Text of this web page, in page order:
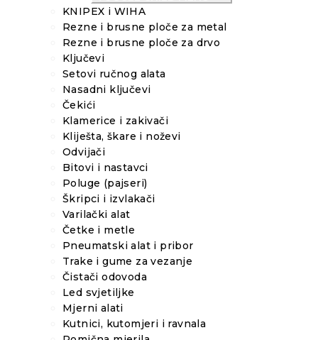
KNIPEX i WIHA
Rezne i brusne ploče za metal
Rezne i brusne ploče za drvo
Ključevi
Setovi ručnog alata
Nasadni ključevi
Čekići
Klamerice i zakivači
Kliješta, škare i noževi
Odvijači
Bitovi i nastavci
Poluge (pajseri)
Škripci i izvlakači
Varilački alat
Četke i metle
Pneumatski alat i pribor
Trake i gume za vezanje
Čistači odovoda
Led svjetiljke
Mjerni alati
Kutnici, kutomjeri i ravnala